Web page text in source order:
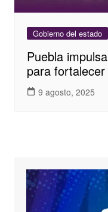
Gobierno del estado
Puebla
para
9 agosto, 2025